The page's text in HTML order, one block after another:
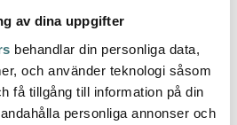
av dina uppgifter
behandlar din personliga data,
och använder teknologi såsom
få tillgång till information på din
personliga annonser och
av våra kunder